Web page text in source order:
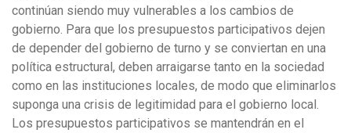
continúan siendo muy vulnerables a los cambios de
gobierno. Para que los presupuestos participativos dejen
de depender del gobierno de turno y se conviertan en una
política estructural, deben arraigarse tanto en la sociedad
como en las instituciones locales, de modo que eliminarlos
suponga una crisis de legitimidad para el gobierno local.
Los presupuestos participativos se mantendrán en el